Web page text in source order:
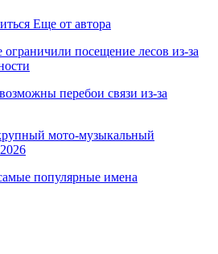
Еще от автора
посещение лесов из-за
перебои связи из-за
мото-музыкальный
популярные имена